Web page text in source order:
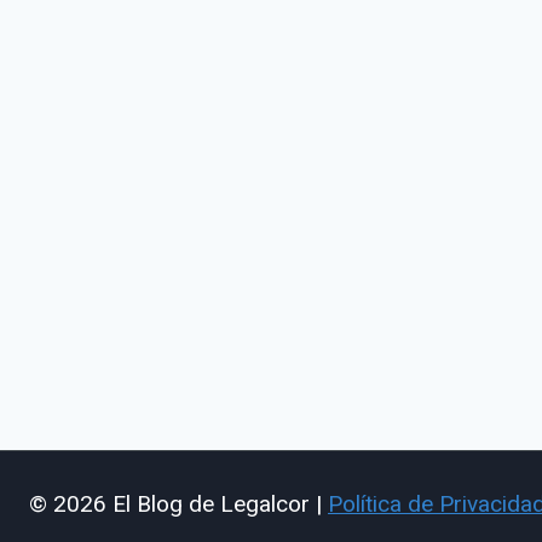
© 2026 El Blog de Legalcor | Política de